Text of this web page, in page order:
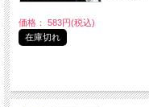
価格： 583円(税込)
在庫切れ